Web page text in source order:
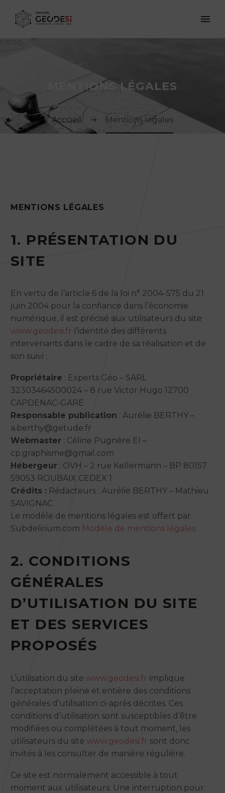
MENTIONS LÉGALES
Accueil Mentions légales
MENTIONS LÉGALES
1. PRÉSENTATION DU
SITE
En vertu de l’article 6 de la loi n° 2004-575 du 21
juin 2004 pour la confiance dans l’économie
numérique, il est précisé aux utilisateurs du site
www.geodesi.fr l’identité des différents
intervenants dans le cadre de sa réalisation et de
son suivi :
Propriétaire : Experts Géo – SARL
32303464500024 – 8 rue Victor Hugo 12700
CAPDENAC-GARE
Responsable publication : Aurélie BERTHY –
a.berthy@getude.fr
Webmaster : Céline Pugnère EI –
cp.graphisme@gmail.com
Hébergeur : OVH – 2 rue Kellermann – BP 80157
59053 ROUBAIX CEDEX 1
Crédits : Rédacteurs : Aurélie BERTHY – Mathieu
SAVIGNAC
Le modèle de mentions légales est offert par
Subdelirium.com Modèle de mentions légales
2. CONDITIONS
GÉNÉRALES
D’UTILISATION DU SITE
ET DES SERVICES
PROPOSÉS
L’utilisation du site www.geodesi.fr implique
l’acceptation pleine et entière des conditions
générales d’utilisation ci-après décrites. Ces
conditions d’utilisation sont susceptibles d’être
modifiées ou complétées à tout moment, les
utilisateurs du site www.geodesi.fr sont donc
invités à les consulter de manière régulière.
Ce site est normalement accessible à tout
moment aux utilisateurs. Une interruption pour